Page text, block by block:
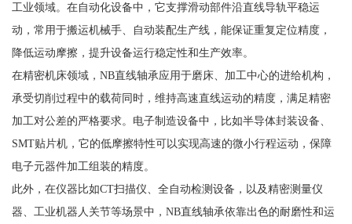
工业领域。在自动化设备中，它支撑滑动部件沿直线导轨平稳运
动，常用于搬运机械手、自动装配生产线，能保证重复定位精度，
降低运动摩擦，提升设备运行稳定性和生产效率。
在精密机床领域，NB直线轴承应用于磨床、加工中心的进给机构，
承受切削过程中的载荷同时，维持高速直线运动的精度，满足精密
加工对公差的严格要求。电子制造设备中，比如半导体封装设备、
SMT贴片机，它的低摩擦特性可以实现高速的微小行程运动，保障
电子元器件加工组装的精度。
此外，在仪器比如CT扫描仪、全自动检测设备，以及精密测量仪
器、工业机器人关节等场景中，NB直线轴承依靠出色的耐磨性和运